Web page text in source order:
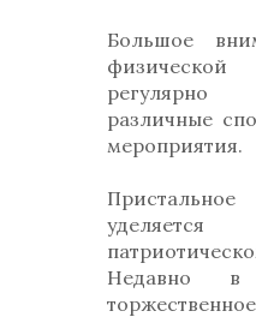
Большое
различные
мероприятия.
Недавно